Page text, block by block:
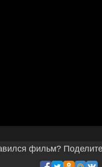
фильм?